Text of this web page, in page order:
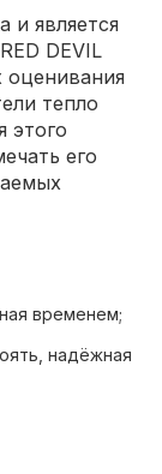
и является
DEVIL
оценивания
тепло
этого
его
временем;
надёжная